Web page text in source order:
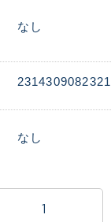
なし
2314309082321
なし